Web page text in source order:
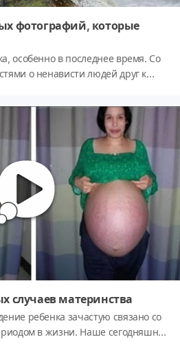
фотографий, которые
особенно в последнее время. Со
о ненависти людей друг к
живет в каждом из нас, каждый
чуть лучше. И эти 12 фото
случаев материнства
ребенка зачастую связано со
в жизни. Наше сегодняшнее